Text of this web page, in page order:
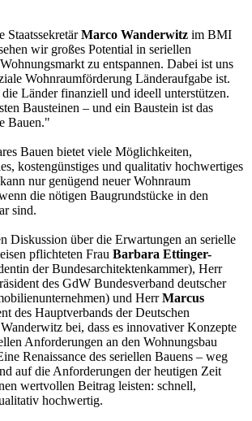
StaatssekretärMarco Wanderwitz im BMI
wir großes Potential in seriellen
zu entspannen. Dabei ist uns
Wohnraumförderung Länderaufgabe ist.
Länder finanziell und ideell unterstützen.
Bausteinen – und ein Baustein ist das
Bauen."
Bauen bietet viele Möglichkeiten,
kostengünstiges und qualitativ hochwertiges
nur genügend neuer Wohnraum
die nötigen Baugrundstücke in den
sind.
Diskussion über die Erwartungen an serielle
pflichteten Frau Barbara Ettinger-
der Bundesarchitektenkammer), Herr
des GdW Bundesverband deutscher
und HerrMarcus
des Hauptverbands der Deutschen
bei, dass es innovativer Konzepte
Anforderungen an den Wohnungsbau
Renaissance des seriellen Bauens – weg
auf die Anforderungen der heutigen Zeit
wertvollen Beitrag leisten: schnell,
hochwertig.